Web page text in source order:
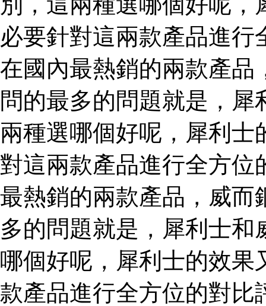
必要針對這兩款產品進
在國內最熱銷的兩款產品
問的最多的問題就是，
兩種選哪個好呢，犀利士
對這兩款產品進行全方位
最熱銷的兩款產品，威而
多的問題就是，犀利士
哪個好呢，犀利士的效果
款產品進行全方位的對比